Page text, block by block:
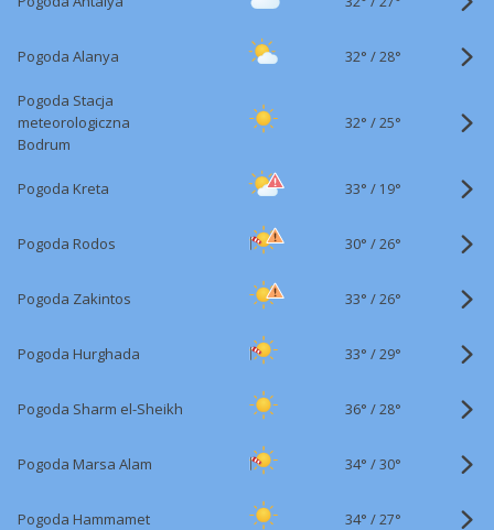
Pogoda Alanya 32° /28°
Pogoda Stacja
meteorologiczna
Bodrum
32° /25°
Pogoda Kreta 33° / 19°
Pogoda Rodos 30° /26°
Pogoda Zakintos 33° /26°
Pogoda Hurghada 33° /29°
Pogoda Sharm el-Sheikh 36° /28°
Pogoda Marsa Alam 34° /30°
Pogoda Hammamet 34° /27°